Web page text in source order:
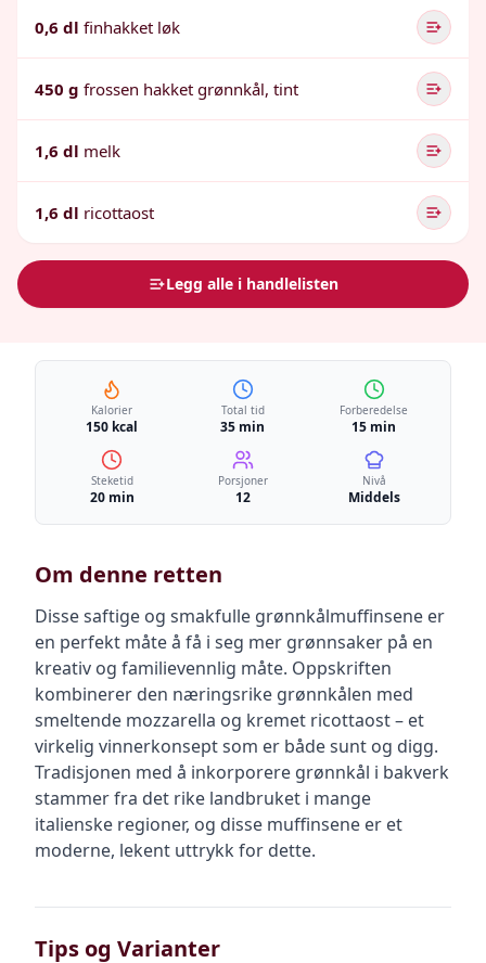
0,6 dl finhakket løk
450 g frossen hakket grønnkål, tint
1,6 dl melk
1,6 dl ricottaost
Legg alle i handlelisten
Kalorier
150 kcal
Total tid
35 min
Forberedelse
15 min
Steketid
20 min
Porsjoner
12
Nivå
Middels
Om denne retten
Disse saftige og smakfulle grønnkålmuffinsene er
en perfekt måte å få i seg mer grønnsaker på en
kreativ og familievennlig måte. Oppskriften
kombinerer den næringsrike grønnkålen med
smeltende mozzarella og kremet ricottaost – et
virkelig vinnerkonsept som er både sunt og digg.
Tradisjonen med å inkorporere grønnkål i bakverk
stammer fra det rike landbruket i mange
italienske regioner, og disse muffinsene er et
moderne, lekent uttrykk for dette.
Tips og Varianter